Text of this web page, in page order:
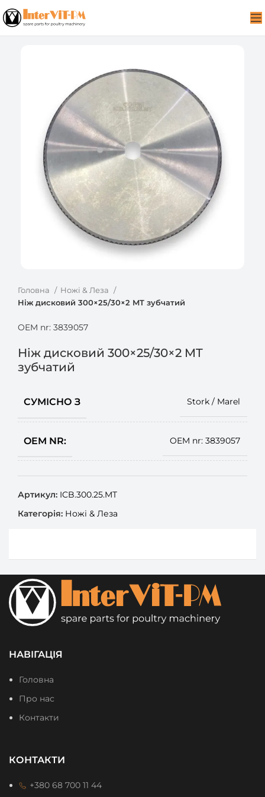
Головна
Ножі & Леза
Ніж дисковий 300×25/30×2 MT зубчатий
OEM nr: 3839057
Ніж дисковий 300×25/30×2 MT
зубчатий
СУМІСНО З Stork / Marel
OEM NR: OEM nr: 3839057
Артикул: ICB.300.25.MT
Категорія: Ножі & Леза
НАВІГАЦІЯ
Головна
Про нас
Контакти
КОНТАКТИ
+380 68 700 11 44